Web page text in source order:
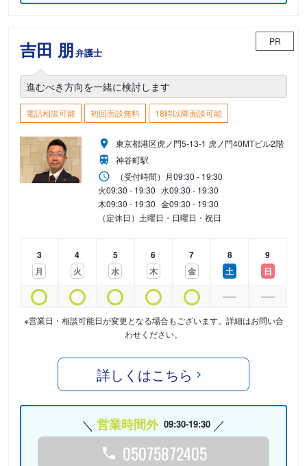
吉田 朋弁護士
PR
進むべき方向を一緒に検討します
電話相談可能 初回面談無料 18時以降面談可能
東京都港区虎ノ門5-13-1 虎ノ門40MTビル2階
神谷町駅
（受付時間） 月09:30 - 19:30
火09:30 - 19:30 水09:30 - 19:30
木09:30 - 19:30 金09:30 - 19:30
（定休日）土曜日・日曜日・祝日
3
月
4
火
5
水
6
木
7
金
8
土
9
日
※営業日・相談可能日が変更となる場合もございます。詳細はお問い合
わせください。
詳しくはこちら
営業時間外 09:30-19:30
05075872405